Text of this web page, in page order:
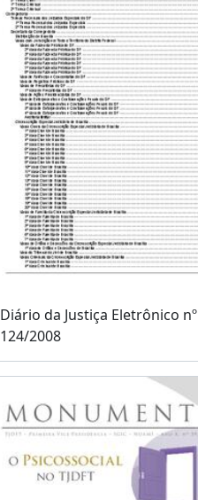
Diário da Justiça Eletrônico nº
124/2008